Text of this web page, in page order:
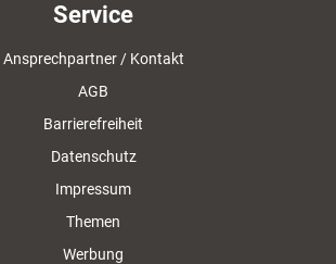
Service
Ansprechpartner / Kontakt
AGB
Barrierefreiheit
Datenschutz
Impressum
Themen
Werbung